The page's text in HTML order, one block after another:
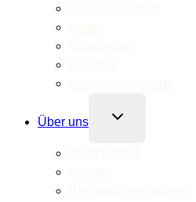
Über uns
Untermenü